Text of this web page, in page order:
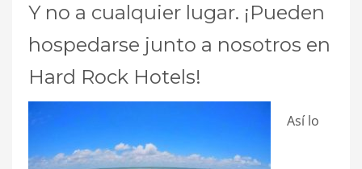
Y no a cualquier lugar. ¡Pueden
hospedarse junto a nosotros en
Hard Rock Hotels!
Así lo